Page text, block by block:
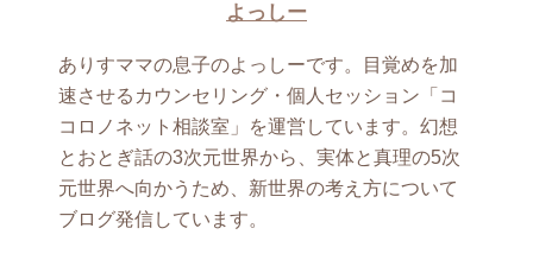
よっしー
ありすママの息子のよっしーです。目覚めを加
速させるカウンセリング・個人セッション「コ
コロノネット相談室」を運営しています。幻想
とおとぎ話の3次元世界から、実体と真理の5次
元世界へ向かうため、新世界の考え方について
ブログ発信しています。